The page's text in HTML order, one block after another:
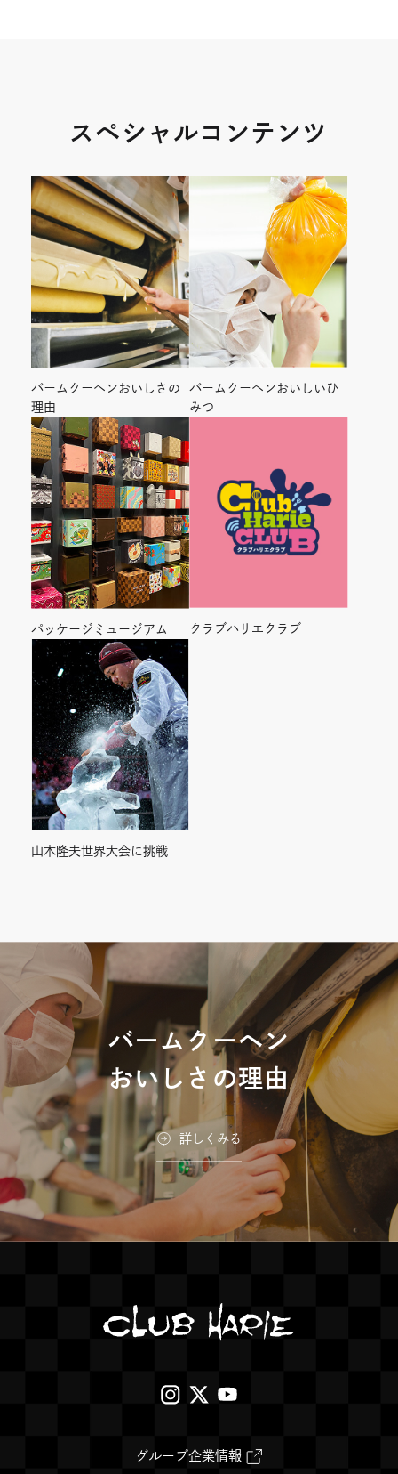
スペシャルコンテンツ
バームクーヘンおいしさの
理由
バームクーヘンおいしいひ
みつ
パッケージミュージアム クラブハリエクラブ
山本隆夫世界大会に挑戦
バームクーヘン
おいしさの理由
詳しくみる
外
外
サ
外
サ
外
グループ企業情報